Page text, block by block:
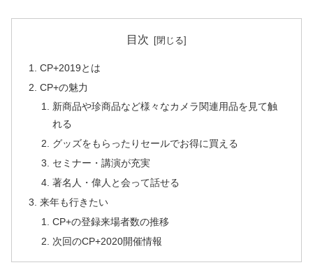
目次
CP+2019とは
CP+の魅力
新商品や珍商品など様々なカメラ関連用品を見て触
れる
グッズをもらったりセールでお得に買える
セミナー・講演が充実
著名人・偉人と会って話せる
来年も行きたい
CP+の登録来場者数の推移
次回のCP+2020開催情報